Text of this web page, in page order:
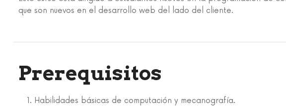
que son nuevos en el desarrollo web del lado del cliente.
Prerequisitos
Habilidades básicas de computación y mecanografía.